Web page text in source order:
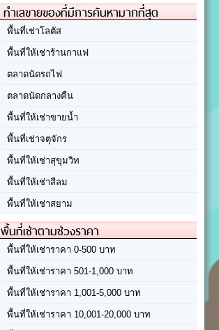
ทำเลขายของที่มีการค้นหามากที่สุด
พื้นที่เช่าโลตัส
พื้นที่ให้เช่าร้านกาแฟ
ตลาดนัดรถไฟ
ตลาดนัดกลางคืน
พื้นที่ให้เช่าขายน้ำ
พื้นที่เช่าจตุจักร
พื้นที่ให้เช่าสุขุมวิท
พื้นที่ให้เช่าสีลม
พื้นที่ให้เช่าสยาม
นที่เช่าตามช่วงราคา
พื้นที่ให้เช่าราคา 0-500 บาท
พื้นที่ให้เช่าราคา 501-1,000 บาท
พื้นที่ให้เช่าราคา 1,001-5,000 บาท
พื้นที่ให้เช่าราคา 10,001-20,000 บาท